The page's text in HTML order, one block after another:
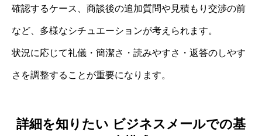
確認するケース、商談後の追加質問や見積もり交渉の前
など、多様なシチュエーションが考えられます。
状況に応じて礼儀・簡潔さ・読みやすさ・返答のしやす
さを調整することが重要になります。
詳細を知りたい ビジネスメールでの基